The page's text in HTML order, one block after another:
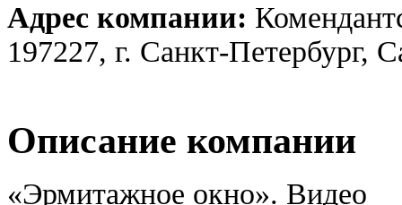
Адрес компании:
197227, г. Санкт-Петербург,
Описание компании
«Эрмитажное окно». Видео